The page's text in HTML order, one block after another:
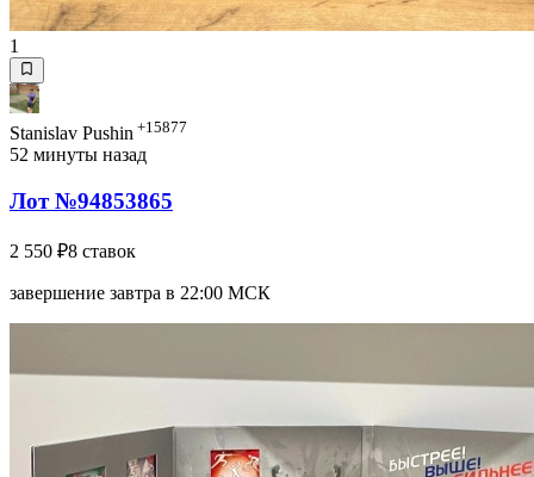
1
Stanislav Pushin +15877
52 минуты назад
Лот №94853865
2 550 ₽8 ставок
завершение завтра в 22:00 МСК